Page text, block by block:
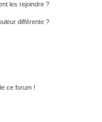
les rejoindre ?
différente ?
ce forum !